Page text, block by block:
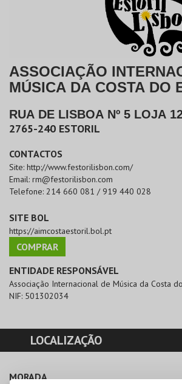
ASSOCIAÇÃO
MÚSICA DA COSTA DO
RUA DE LISBOA Nº 5 LOJA
2765-240 ESTORIL
CONTACTOS
Site: http://www.festorilisbon.com/
Email: rm@festorilisbon.com
Telefone: 214 660 081 / 919 440 028
SITE BOL
https://aimcostaestoril.bol.pt
COMPRAR
ENTIDADE RESPONSÁVEL
Associação Internacional de Música da Costa
NIF: 501302034
LOCALIZAÇÃO
MORADA